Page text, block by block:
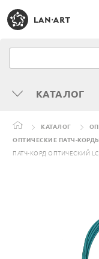
КАТАЛОГ
КАТАЛОГ
ОПТИЧЕСКИЕ ПАТЧ-
ПАТЧ-КОРД ОПТИЧЕСКИЙ LC/